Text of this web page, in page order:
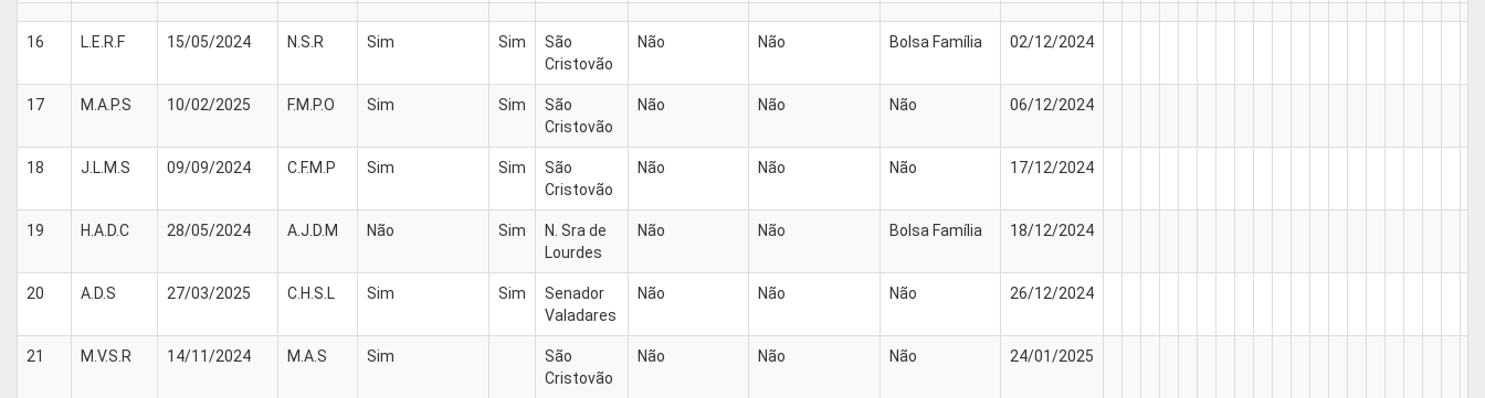
16 L.E.R.F 15/05/2024 N.S.R Sim Sim
São
Cristovão
Não Não Bolsa Família 02/12/2024
17 M.A.P.S 10/02/2025 F.M.P.O Sim Sim
São
Cristovão
Não Não Não 06/12/2024
18 J.L.M.S 09/09/2024 C.F.M.P Sim Sim
São
Cristovão
Não Não Não 17/12/2024
19 H.A.D.C 28/05/2024 A.J.D.M Não Sim
N. Sra de
Lourdes
Não Não Bolsa Família 18/12/2024
20 A.D.S 27/03/2025 C.H.S.L Sim Sim
Senador
Valadares
Não Não Não 26/12/2024
21 M.V.S.R 14/11/2024 M.A.S Sim
São
Cristovão
Não Não Não 24/01/2025